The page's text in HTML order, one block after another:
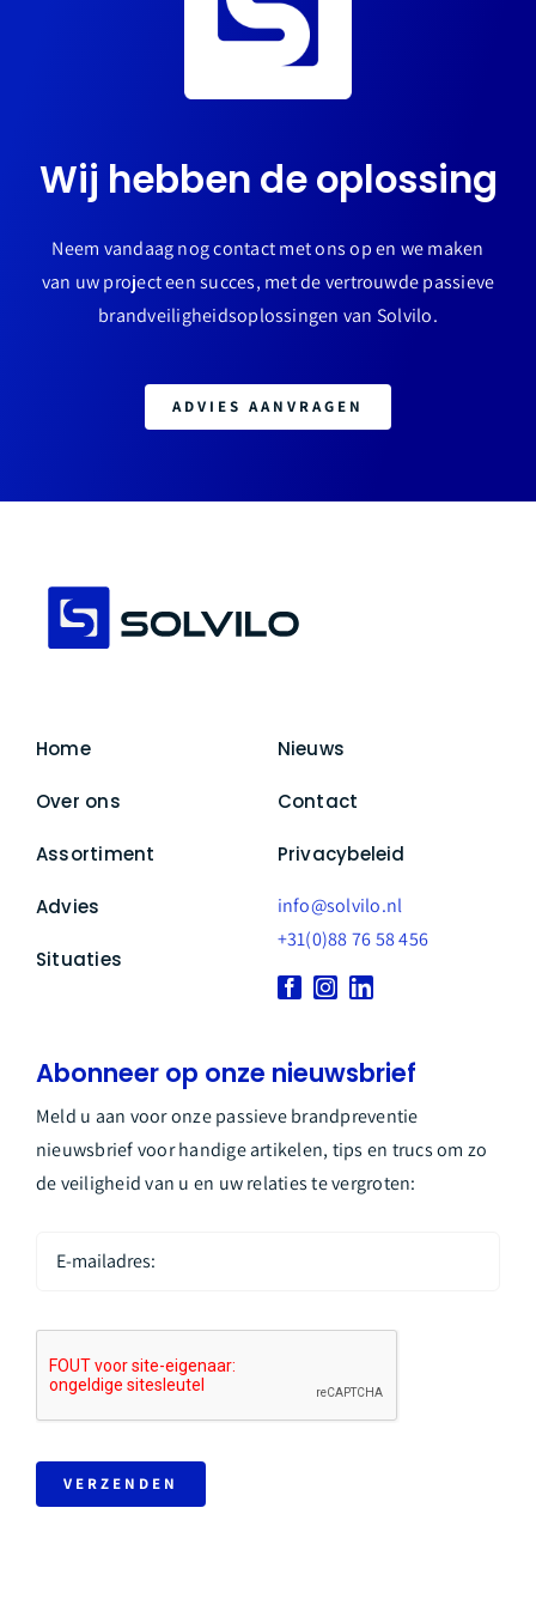
Wij hebben de oplossing
Neem vandaag nog contact met ons op en we maken
van uw project een succes, met de vertrouwde passieve
brandveiligheidsoplossingen van Solvilo.
ADVIES AANVRAGEN
Home
Over ons
Assortiment
Advies
Situaties
Nieuws
Contact
Privacybeleid
info@solvilo.nl
+31(0)88 76 58 456
Abonneer op onze nieuwsbrief
Meld u aan voor onze passieve brandpreventie
nieuwsbrief voor handige artikelen, tips en trucs om zo
de veiligheid van u en uw relaties te vergroten:
VERZENDEN